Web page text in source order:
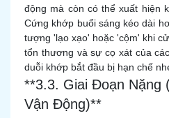
động mà còn có thể xuất hiện
Cứng khớp buổi sáng kéo dài
tượng 'lạo xạo' hoặc 'cộm' khi
tổn thương và sự cọ xát của
duỗi khớp bắt đầu bị hạn chế
**3.3. Giai Đoạn Nặng
Vận Động)**